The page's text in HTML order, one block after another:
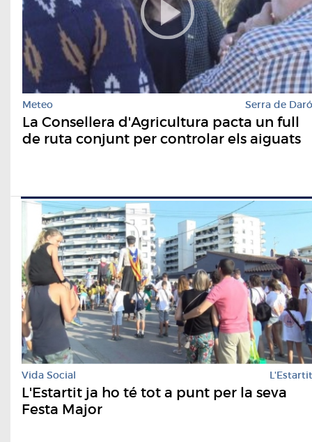
Meteo Serra de Daró
La Consellera d'Agricultura pacta un full
de ruta conjunt per controlar els aiguats
Vida Social L'Estartit
L'Estartit ja ho té tot a punt per la seva
Festa Major